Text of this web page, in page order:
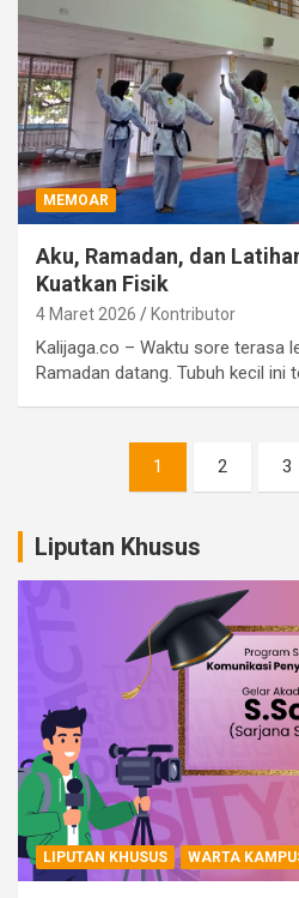
MEMOAR
Aku, Ramadan, dan
Kuatkan Fisik
4 Maret 2026 Kontributor
Kalijaga.co – Waktu sore terasa
Ramadan datang. Tubuh kecil ini
1 2 3
Liputan Khusus
LIPUTAN KHUSUS WARTA